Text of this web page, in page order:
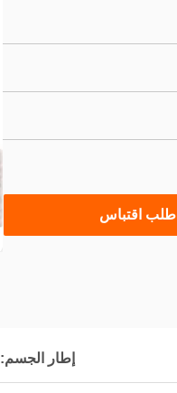
اطلب اقتباس
إطار الجسم: